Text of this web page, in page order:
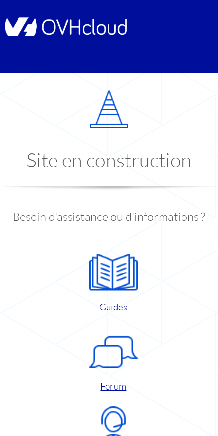
Site en construction
Besoin d'assistance ou d'informations ?
Guides
Forum